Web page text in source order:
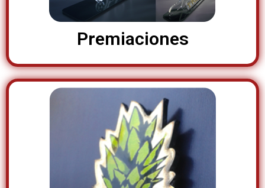
Premiaciones